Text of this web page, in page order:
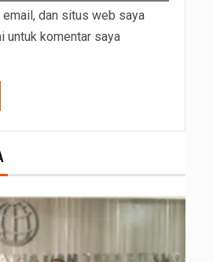
email, dan situs web saya
untuk komentar saya